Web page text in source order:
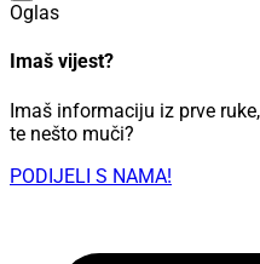
Oglas
Imaš vijest?
Imaš informaciju iz prve
te nešto muči?
PODIJELI S NAMA!